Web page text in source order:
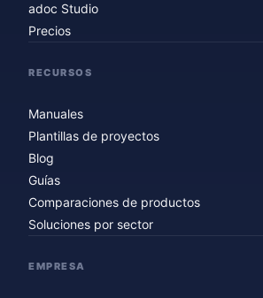
adoc Studio
Precios
RECURSOS
Manuales
Plantillas de proyectos
Blog
Guías
Comparaciones de productos
Soluciones por sector
EMPRESA